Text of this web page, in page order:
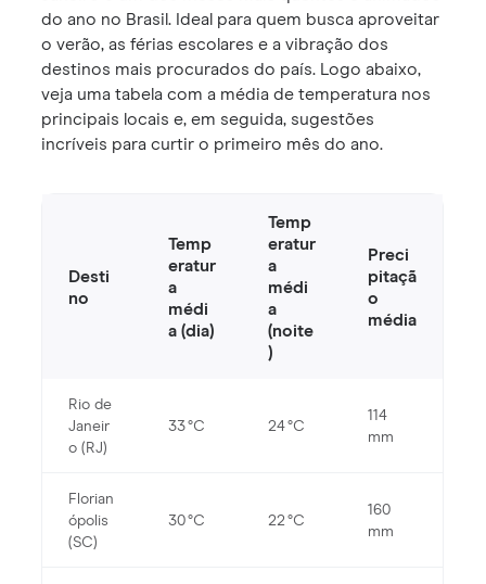
do ano no Brasil. Ideal para quem busca aproveitar
o verão, as férias escolares e a vibração dos
destinos mais procurados do país. Logo abaixo,
veja uma tabela com a média de temperatura nos
principais locais e, em seguida, sugestões
incríveis para curtir o primeiro mês do ano.
Desti
no
Temp
eratur
a
médi
a (dia)
Temp
eratur
a
médi
a
(noite
)
Preci
pitaçã
o
média
Rio de
Janeir
o (RJ)
33 °C 24 °C
114
mm
Florian
ópolis
(SC)
30 °C 22 °C
160
mm